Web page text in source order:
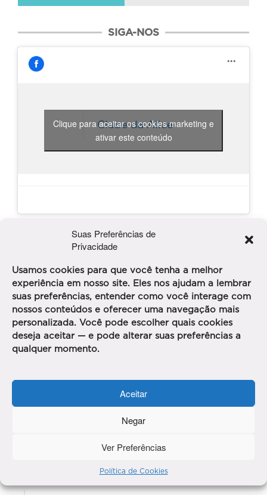
Suas Preferências de
Privacidade
Usamos cookies para que você tenha a melhor
experiência em nosso site. Eles nos ajudam a lembrar
suas preferências, entender como você interage com
nossos conteúdos e oferecer uma navegação mais
personalizada. Você pode escolher quais cookies
deseja aceitar — e pode alterar suas preferências a
qualquer momento.
Aceitar
Negar
Ver Preferências
Política de Cookies
SIGA-NOS
Clube da Alice
Clique para aceitar os cookies marketing e
ativar este conteúdo
PUBLICIDADE